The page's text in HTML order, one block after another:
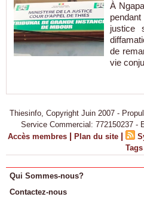
À
justice
de
vie
Thiesinfo, Copyright Juin 2007 -
Service Commercial: 772150237 -
Accès membres | Plan du site |
Tags
Qui Sommes-nous?
Contactez-nous